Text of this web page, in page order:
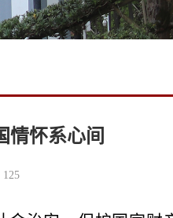
情怀系心间
125